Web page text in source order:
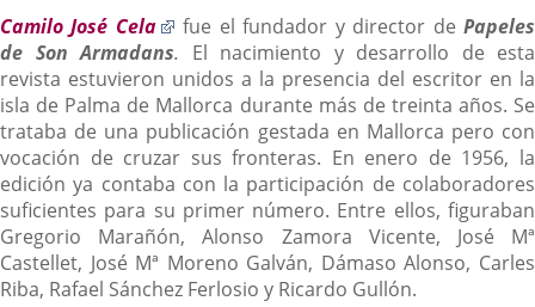
Camilo José Cela
Enlace
a
una
aplicación
externa.
fue el fundador y director dePapeles
de Son Armadans. El nacimiento y desarrollo de esta
revista estuvieron unidos a la presencia del escritor en la
isla de Palma de Mallorca durante más de treinta años. Se
trataba de una publicación gestada en Mallorca pero con
vocación de cruzar sus fronteras. En enero de 1956, la
edición ya contaba con la participación de colaboradores
suficientes para su primer número. Entre ellos, figuraban
Gregorio Marañón, Alonso Zamora Vicente, José Mª
Castellet, José Mª Moreno Galván, Dámaso Alonso, Carles
Riba, Rafael Sánchez Ferlosio y Ricardo Gullón.